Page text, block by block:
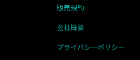
販売規約
会社概要
プライバシーポリシー